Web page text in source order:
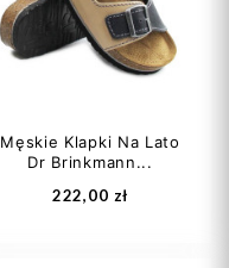
43 1/3 44
Dodaj do koszyka
Męskie Klapki Na Lato
Dr Brinkmann...
222,00 zł